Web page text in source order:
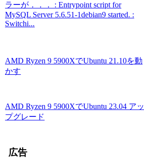
ラーが．．． : Entrypoint script for
MySQL Server 5.6.51-1debian9 started. :
Switchi...
AMD Ryzen 9 5900XでUbuntu 21.10を動
かす
AMD Ryzen 9 5900XでUbuntu 23.04 アッ
プグレード
広告